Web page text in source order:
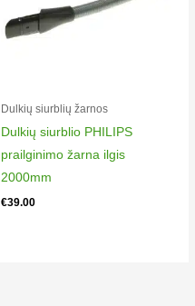
Dulkių siurblių žarnos
Dulkių siurblio PHILIPS
prailginimo žarna ilgis
2000mm
€39.00